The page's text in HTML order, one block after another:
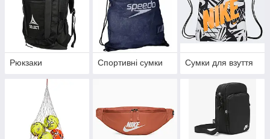
Рюкзаки Спортивні сумки Сумки для взуття